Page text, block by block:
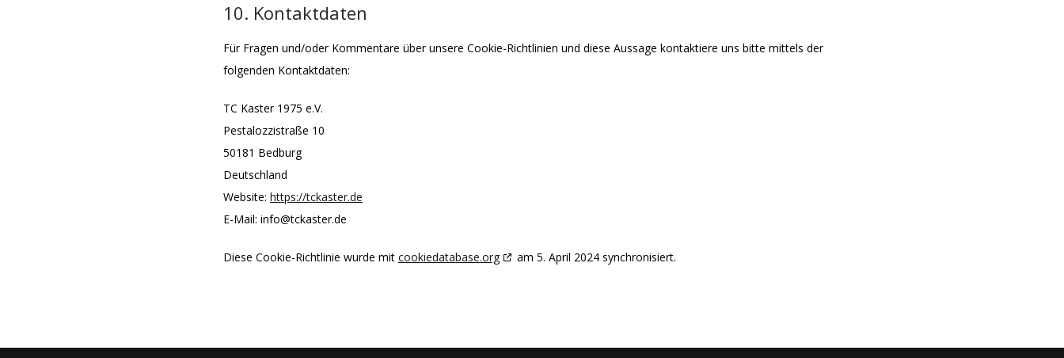
10. Kontaktdaten
Für Fragen und/oder Kommentare über unsere Cookie-Richtlinien und diese Aussage kontaktiere uns bitte mittels der
folgenden Kontaktdaten:
TC Kaster 1975 e.V.
Pestalozzistraße 10
50181 Bedburg
Deutschland
Website: https://tckaster.de
E-Mail: info@tckaster.de
Diese Cookie-Richtlinie wurde mit cookiedatabase.org am 5. April 2024 synchronisiert.